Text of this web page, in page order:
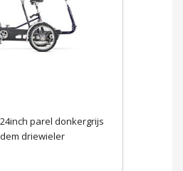
parel donkergrijs
driewieler